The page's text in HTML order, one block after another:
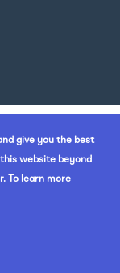
give you the best
website beyond
To learn more